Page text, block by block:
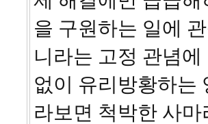
을 구원하는 일에
니라는 고정 관념
없이 유리방황하는
라보면 척박한 사